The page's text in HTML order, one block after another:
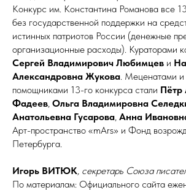
Конкурс им. Константина Романова все
без государственной поддержки на
истинных патриотов России (денежные
организационные расходы). Кураторами
Сергей Владимирович Любимцев и
Александровна Жукова. Меценатами
помощниками 13-го конкурса стали Пётр
Фадеев, Ольга Владимировна
Анатольевна Гусарова, Анна
Арт-пространство «mArs» и Фонд
Петербурга.
Игорь ВИТЮК, секретарь Союза
По материалам: Официального сайта